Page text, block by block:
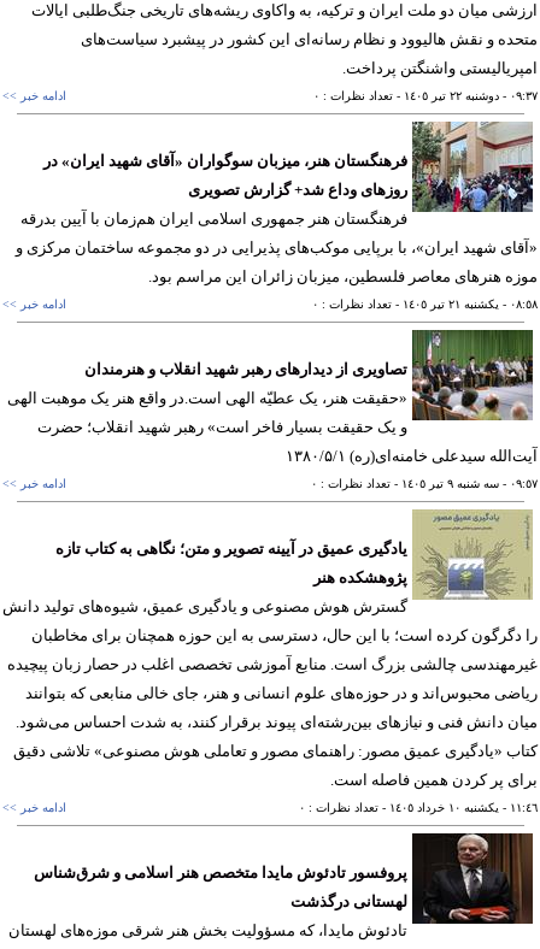
میان دو ملت ایران و ترکیه، به واکاوی ریشه‌های تاریخی جنگ‌طلبی ایالات
و نقش هالیوود و نظام رسانه‌ای این کشور در پیشبرد سیاست‌های
واشنگتن پرداخت.
- دوشنبه ٢٢ تير ١٤٠٥ - تعداد نظرات : ٠ ادامه خبر >>
فرهنگستان هنر، میزبان سوگواران «آقای شهید ایران» در
روزهای وداع شد+ گزارش تصویری
فرهنگستان هنر جمهوری اسلامی ایران هم‌زمان با آیین بدرقه
شهید ایران»، با برپایی موکب‌های پذیرایی در دو مجموعه ساختمان مرکزی و
هنرهای معاصر فلسطین، میزبان زائران این مراسم بود.
- يکشنبه ٢١ تير ١٤٠٥ - تعداد نظرات : ٠ ادامه خبر >>
تصاویری از دیدارهای رهبر شهید انقلاب و هنرمندان
«حقیقت هنر، یک عطیّه الهی است.در واقع هنر یک موهبت الهی
و یک حقیقت بسیار فاخر است» رهبر شهید انقلاب؛ حضرت
سیدعلی خامنه‌ای(ره) ۱۳۸۰/۵/۱
- سه شنبه ٩ تير ١٤٠٥ - تعداد نظرات : ٠ ادامه خبر >>
یادگیری عمیق در آیینه تصویر و متن؛ نگاهی به کتاب تازه
پژوهشکده هنر
گسترش هوش مصنوعی و یادگیری عمیق، شیوه‌های تولید دانش
دگرگون کرده است؛ با این حال، دسترسی به این حوزه همچنان برای مخاطبان
چالشی بزرگ است. منابع آموزشی تخصصی اغلب در حصار زبان پیچیده
محبوس‌اند و در حوزه‌های علوم انسانی و هنر، جای خالی منابعی که بتوانند
دانش فنی و نیازهای بین‌رشته‌ای پیوند برقرار کنند، به شدت احساس می‌شود.
«یادگیری عمیق مصور: راهنمای مصور و تعاملی هوش مصنوعی» تلاشی دقیق
پر کردن همین فاصله است.
- يکشنبه ١٠ خرداد ١٤٠٥ - تعداد نظرات : ٠ ادامه خبر >>
پروفسور تادئوش مایدا متخصص هنر اسلامی و شرق‌شناس
لهستانی درگذشت
تادئوش مایدا، که مسؤولیت بخش هنر شرقی موزه‌های لهستان